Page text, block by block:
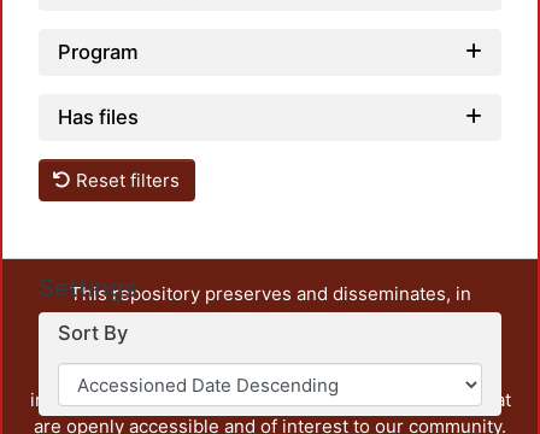
Program
Has files
Reset filters
Settings
Sort By
This repository preserves and disseminates, in
unrestricted open access, the teaching and research
output of UAM Azcapotzalco. It also includes some
administrative and graphic documents from the
institution, as well as content from other institutions that
are openly accessible and of interest to our community.